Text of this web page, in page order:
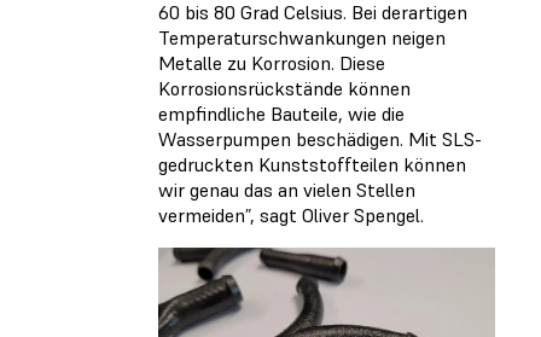
60 bis 80 Grad Celsius. Bei derartigen
Temperaturschwankungen neigen
Metalle zu Korrosion. Diese
Korrosionsrückstände können
empfindliche Bauteile, wie die
Wasserpumpen beschädigen. Mit SLS-
gedruckten Kunststoffteilen können
wir genau das an vielen Stellen
vermeiden”, sagt Oliver Spengel.